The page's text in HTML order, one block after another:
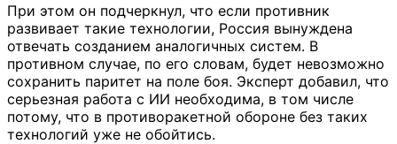
При этом он подчеркнул, что если противник
развивает такие технологии, Россия вынуждена
отвечать созданием аналогичных систем. В
противном случае, по его словам, будет невозможно
сохранить паритет на поле боя. Эксперт добавил, что
серьезная работа с ИИ необходима, в том числе
потому, что в противоракетной обороне без таких
технологий уже не обойтись.